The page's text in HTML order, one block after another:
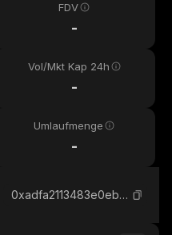
FDV
-
Vol/Mkt Kap 24h
-
Umlaufmenge
-
0xadfa2113483e0ebc2ab7f381023b851ff629c53f_base